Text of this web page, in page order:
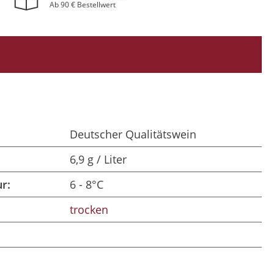
Ab 90 € Bestellwert
Deutscher Qualitätswein
6,9 g / Liter
6 - 8°C
trocken